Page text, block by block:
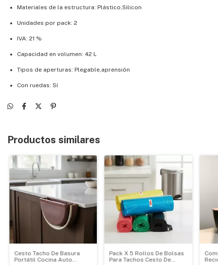
Materiales de la estructura: Plástico,Silicon
Unidades por pack: 2
IVA: 21 %
Capacidad en volumen: 42 L
Tipos de aperturas: Plegable,aprensión
Con ruedas: Sí
Productos similares
Cesto Tacho De Basura
Portátil Cocina Auto
Pack X 5 Rollos De Bolsas
Para Tachos Cesto De